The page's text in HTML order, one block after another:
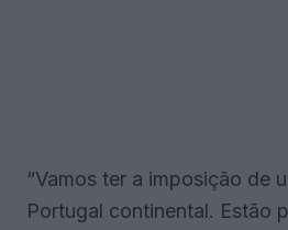
“Vamos ter a imposição de
Portugal continental. Estão